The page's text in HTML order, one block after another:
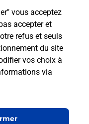
vous acceptez
accepter et
refus et seuls
du site
vos choix à
via
- téléassistance